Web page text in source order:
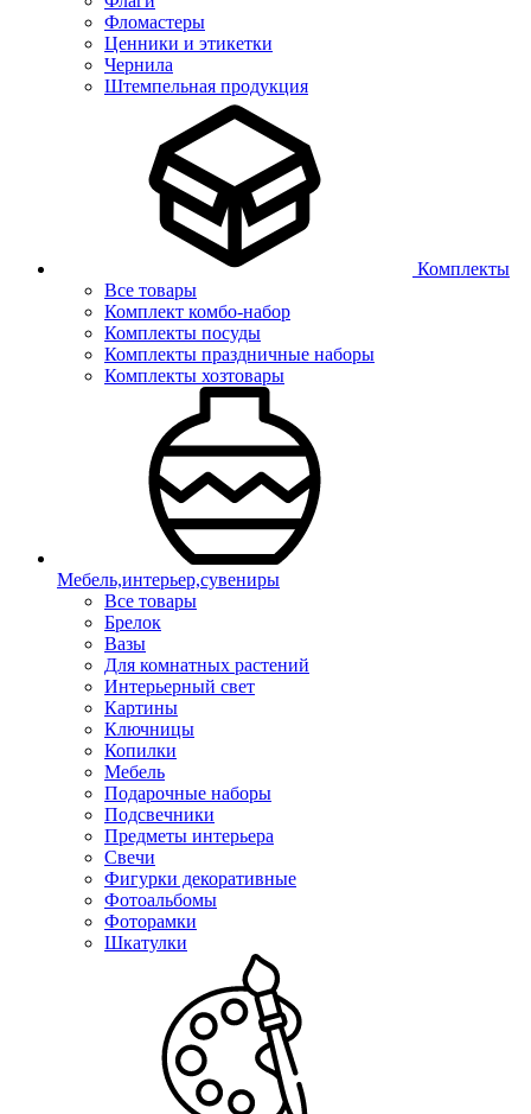
Фломастеры
Ценники и этикетки
Чернила
Штемпельная продукция
Комплекты
Все товары
Комплект комбо-набор
Комплекты посуды
Комплекты праздничные наборы
Комплекты хозтовары
Мебель,интерьер,сувениры
Все товары
Брелок
Вазы
Для комнатных растений
Интерьерный свет
Картины
Ключницы
Копилки
Мебель
Подарочные наборы
Подсвечники
Предметы интерьера
Свечи
Фигурки декоративные
Фотоальбомы
Фоторамки
Шкатулки